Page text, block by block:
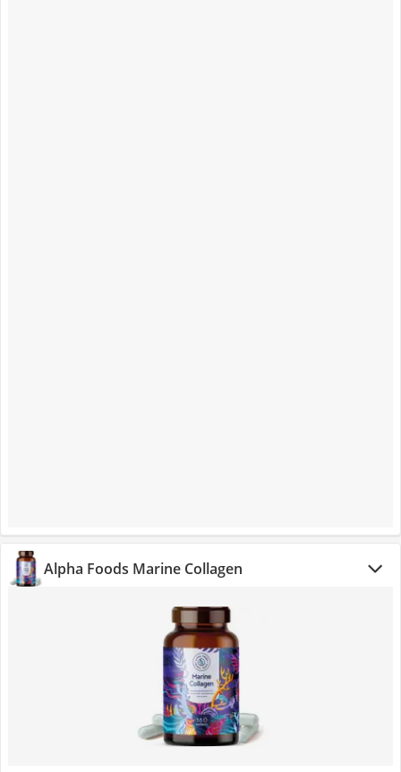
Alpha Foods Marine Collagen